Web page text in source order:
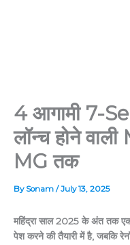
4 आगामी 7-
लॉन्च होने
MG तक
By Sonam /July 13, 2025
महिंद्रा साल 2025 के अंत तक
पेश करने की तैयारी में है, जबकि